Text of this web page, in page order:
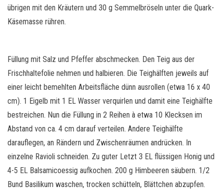
übrigen mit den Kräutern und 30 g Semmelbröseln unter die Quark-
Käsemasse rühren.
Füllung mit Salz und Pfeffer abschmecken. Den Teig aus der
Frischhaltefolie nehmen und halbieren. Die Teighälften jeweils auf
einer leicht bemehlten Arbeitsfläche dünn ausrollen (etwa 16 x 40
cm). 1 Eigelb mit 1 EL Wasser verquirlen und damit eine Teighälfte
bestreichen. Nun die Füllung in 2 Reihen à etwa 10 Klecksen im
Abstand von ca. 4 cm darauf verteilen. Andere Teighälfte
darauflegen, an Rändern und Zwischenräumen andrücken. In
einzelne Ravioli schneiden. Zu guter Letzt 3 EL flüssigen Honig und
4-5 EL Balsamicoessig aufkochen. 200 g Himbeeren säubern. 1/2
Bund Basilikum waschen, trocken schütteln, Blättchen abzupfen.